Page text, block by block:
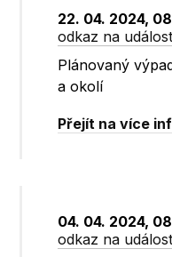
22. 04. 2024,
odkaz na událost
Plánovaný
a okolí
Přejít na více
04. 04. 2024,
odkaz na událost